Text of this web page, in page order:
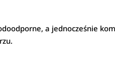
a jednocześnie